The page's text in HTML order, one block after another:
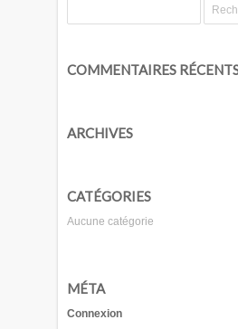
COMMENTAIRES
ARCHIVES
CATÉGORIES
Aucune catégorie
MÉTA
Connexion